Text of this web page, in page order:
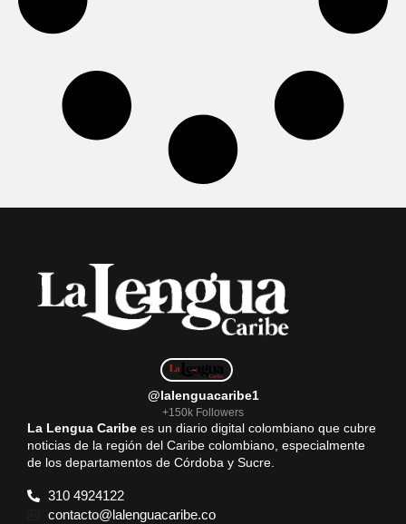
@lalenguacaribe1
+150k Followers
La Lengua Caribe es un diario digital colombiano que cubre
noticias de la región del Caribe colombiano, especialmente
de los departamentos de Córdoba y Sucre.
310 4924122
contacto@lalenguacaribe.co